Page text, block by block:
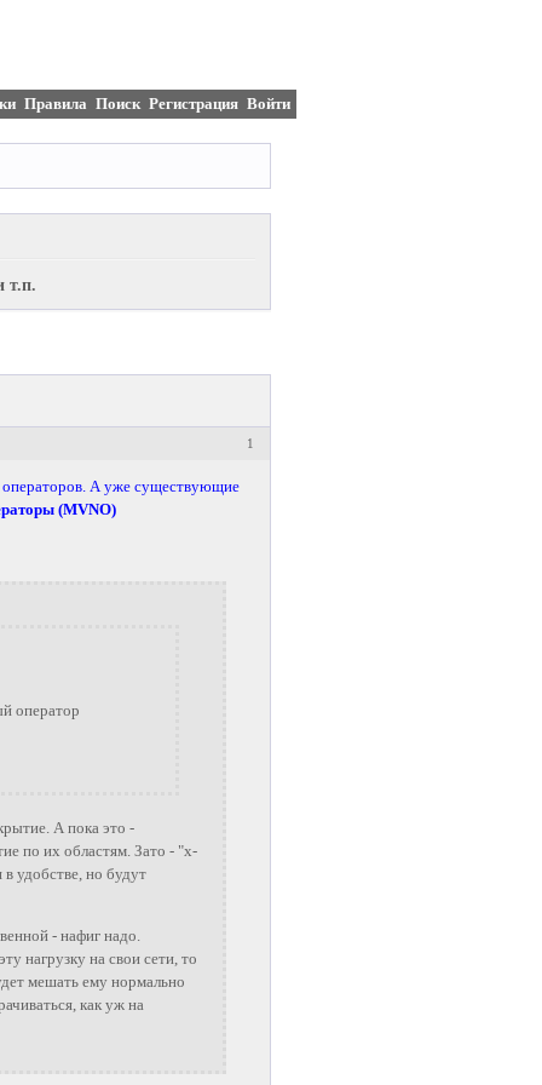
Правила Поиск Регистрация Войти
т.п.
1
операторов. А уже существующие
(MVNO)
оператор
А пока это -
по их областям. Зато - "х-
удобстве, но будут
- нафиг надо.
нагрузку на свои сети, то
мешать ему нормально
как уж на